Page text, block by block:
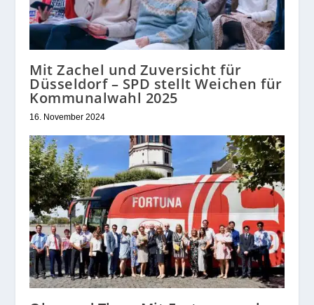
Mit Zachel und Zuversicht für
Düsseldorf – SPD stellt Weichen für
Kommunalwahl 2025
16. November 2024